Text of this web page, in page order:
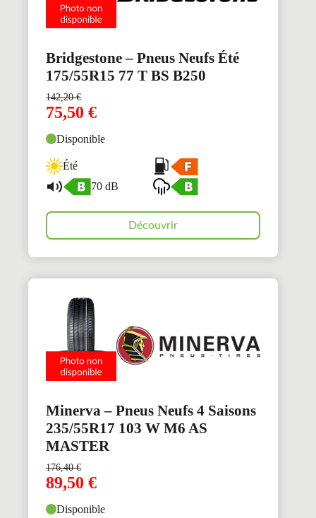
Bridgestone – Pneus Neufs Été
175/55R15 77 T BS B250
142,20€
75,50 €
Disponible
Été
70 dB
Découvrir
Minerva – Pneus Neufs 4 Saisons
235/55R17 103 W M6 AS
MASTER
176,40€
89,50 €
Disponible